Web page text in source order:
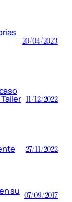
20/04/2023
11/12/2022
27/11/2022
su 07/09/2017